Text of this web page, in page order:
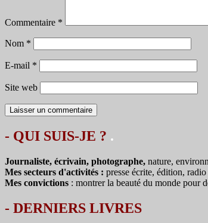
Commentaire *
Nom *
E-mail *
Site web
- QUI SUIS-JE ? .
Journaliste, écrivain, photographe, nature,
Mes secteurs d'activités : presse écrite, édition,
Mes convictions : montrer la beauté du monde pour
- DERNIERS LIVRES